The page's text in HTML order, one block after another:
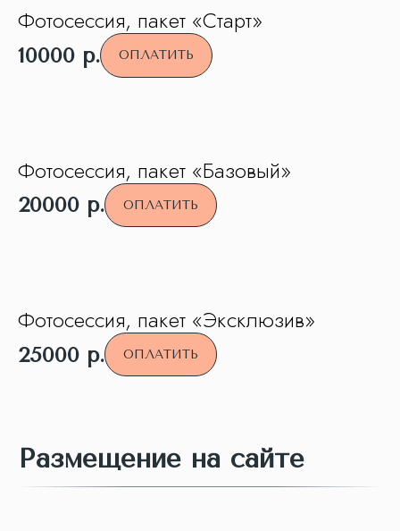
Фотосессия, пакет «Старт»
10000 р. ОПЛАТИТЬ
Фотосессия, пакет «Базовый»
20000 р. ОПЛАТИТЬ
Фотосессия, пакет «Эксклюзив»
25000 р. ОПЛАТИТЬ
Размещение на сайте